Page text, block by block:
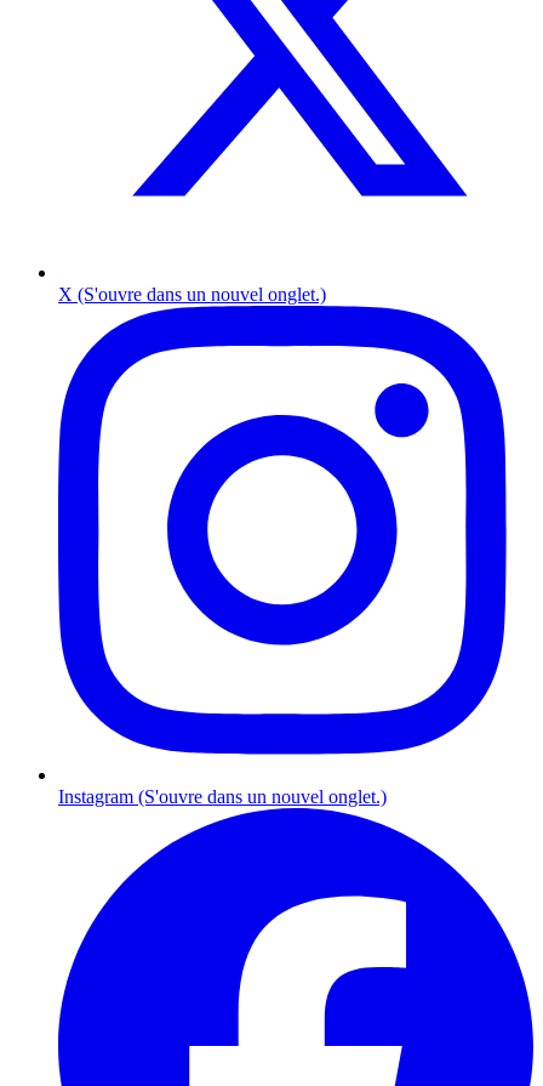
X (S'ouvre dans un nouvel onglet.)
Instagram (S'ouvre dans un nouvel onglet.)